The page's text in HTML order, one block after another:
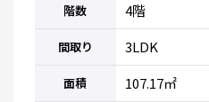
階数 4階
間取り 3LDK
面積 107.17㎡